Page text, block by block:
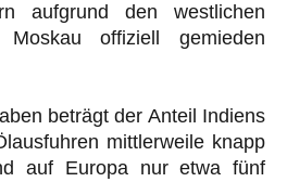
aufgrund den westlichen
Moskau offiziell gemieden
beträgt der Anteil Indiens
mittlerweile knapp
auf Europa nur etwa fünf